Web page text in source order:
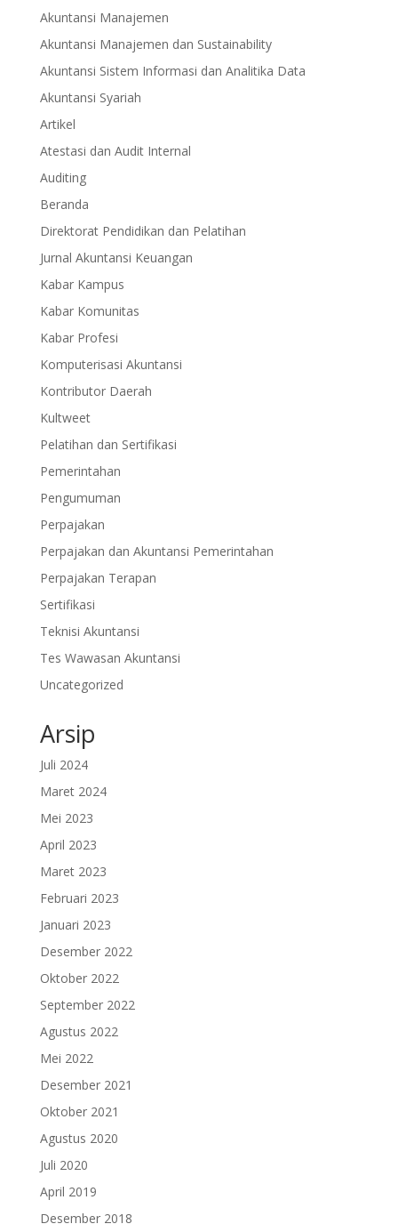
Akuntansi Manajemen
Akuntansi Manajemen dan Sustainability
Akuntansi Sistem Informasi dan Analitika Data
Akuntansi Syariah
Artikel
Atestasi dan Audit Internal
Auditing
Beranda
Direktorat Pendidikan dan Pelatihan
Jurnal Akuntansi Keuangan
Kabar Kampus
Kabar Komunitas
Kabar Profesi
Komputerisasi Akuntansi
Kontributor Daerah
Kultweet
Pelatihan dan Sertifikasi
Pemerintahan
Pengumuman
Perpajakan
Perpajakan dan Akuntansi Pemerintahan
Perpajakan Terapan
Sertifikasi
Teknisi Akuntansi
Tes Wawasan Akuntansi
Uncategorized
Arsip
Juli 2024
Maret 2024
Mei 2023
April 2023
Maret 2023
Februari 2023
Januari 2023
Desember 2022
Oktober 2022
September 2022
Agustus 2022
Mei 2022
Desember 2021
Oktober 2021
Agustus 2020
Juli 2020
April 2019
Desember 2018